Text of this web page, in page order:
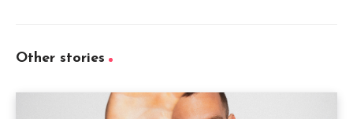
Other stories